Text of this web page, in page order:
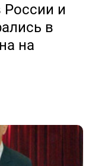
России и
в
на